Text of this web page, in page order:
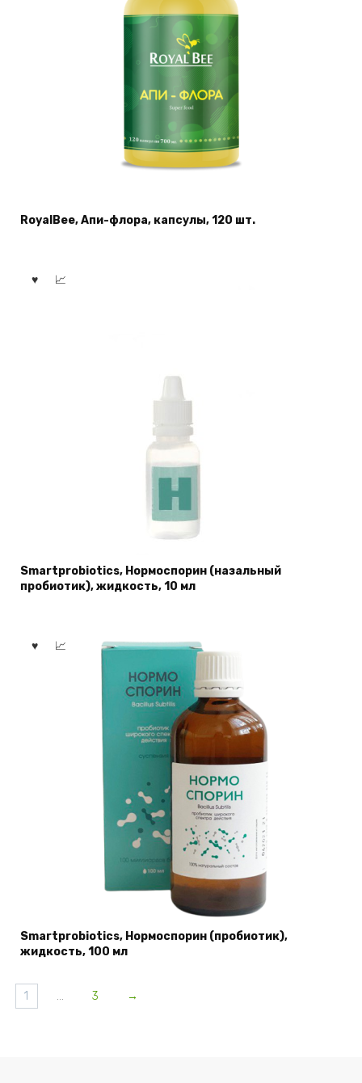
RoyalBee, Апи-флора, капсулы, 120 шт.
Smartprobiotics, Нормоспорин (назальный
пробиотик), жидкость, 10 мл
Smartprobiotics, Нормоспорин (пробиотик),
жидкость, 100 мл
1 … 3 →